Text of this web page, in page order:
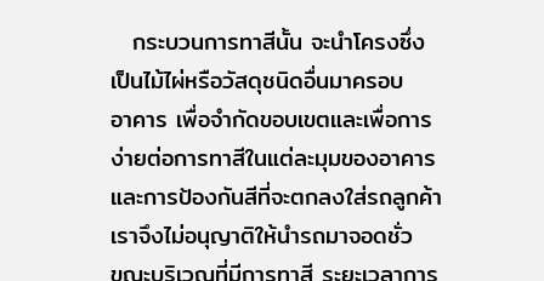
กระบวนการทาสีนั้น จะนำโครงซึ่ง
เป็นไม้ไผ่หรือวัสดุชนิดอื่นมาครอบ
อาคาร เพื่อจำกัดขอบเขตและเพื่อการ
ง่ายต่อการทาสีในแต่ละมุมของอาคาร
และการป้องกันสีที่จะตกลงใส่รถลูกค้า
เราจึงไม่อนุญาติให้นำรถมาจอดชั่ว